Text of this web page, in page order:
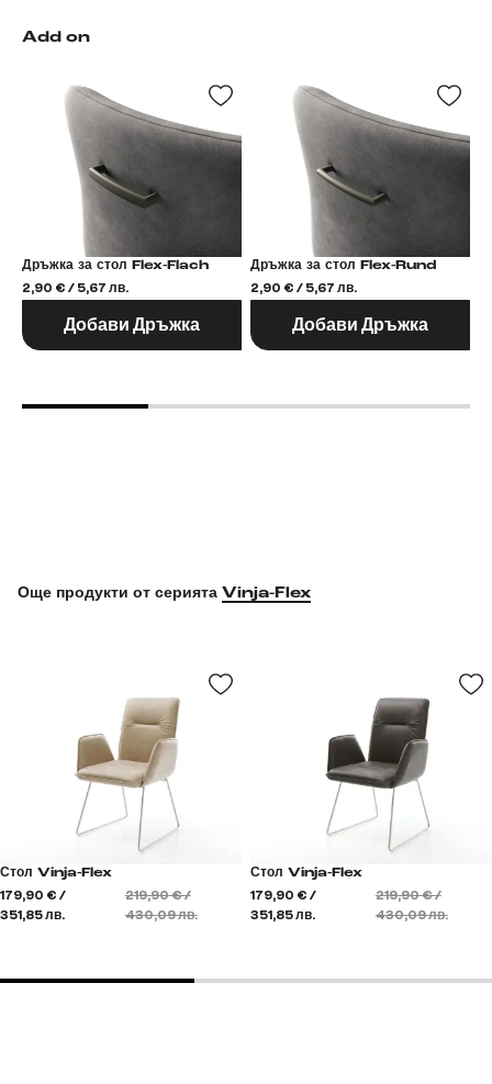
Add on
Дръжка за стол Flex-Flach
2,90 € / 5,67 лв.
Добави Дръжка
Дръжка за стол Flex-Rund
2,90 € / 5,67 лв.
Добави Дръжка
Още продукти от серията Vinja-Flex
Стол Vinja-Flex
179,90 € /
351,85 лв.
219,90 € /
430,09 лв.
Стол Vinja-Flex
179,90 € /
351,85 лв.
219,90 € /
430,09 лв.